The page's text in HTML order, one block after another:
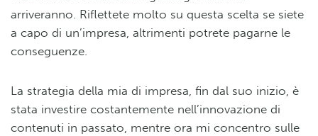
arriveranno. Riflettete molto su questa scelta se siete
a capo di un’impresa, altrimenti potrete pagarne le
conseguenze.
La strategia della mia di impresa, fin dal suo inizio, è
stata investire costantemente nell’innovazione di
contenuti in passato, mentre ora mi concentro sulle